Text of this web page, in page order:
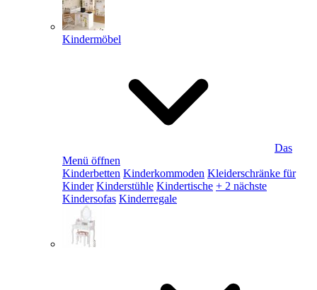
Kindermöbel
Das
Menü öffnen
Kinderbetten Kinderkommoden Kleiderschränke für
Kinder Kinderstühle Kindertische + 2 nächste
Kindersofas Kinderregale